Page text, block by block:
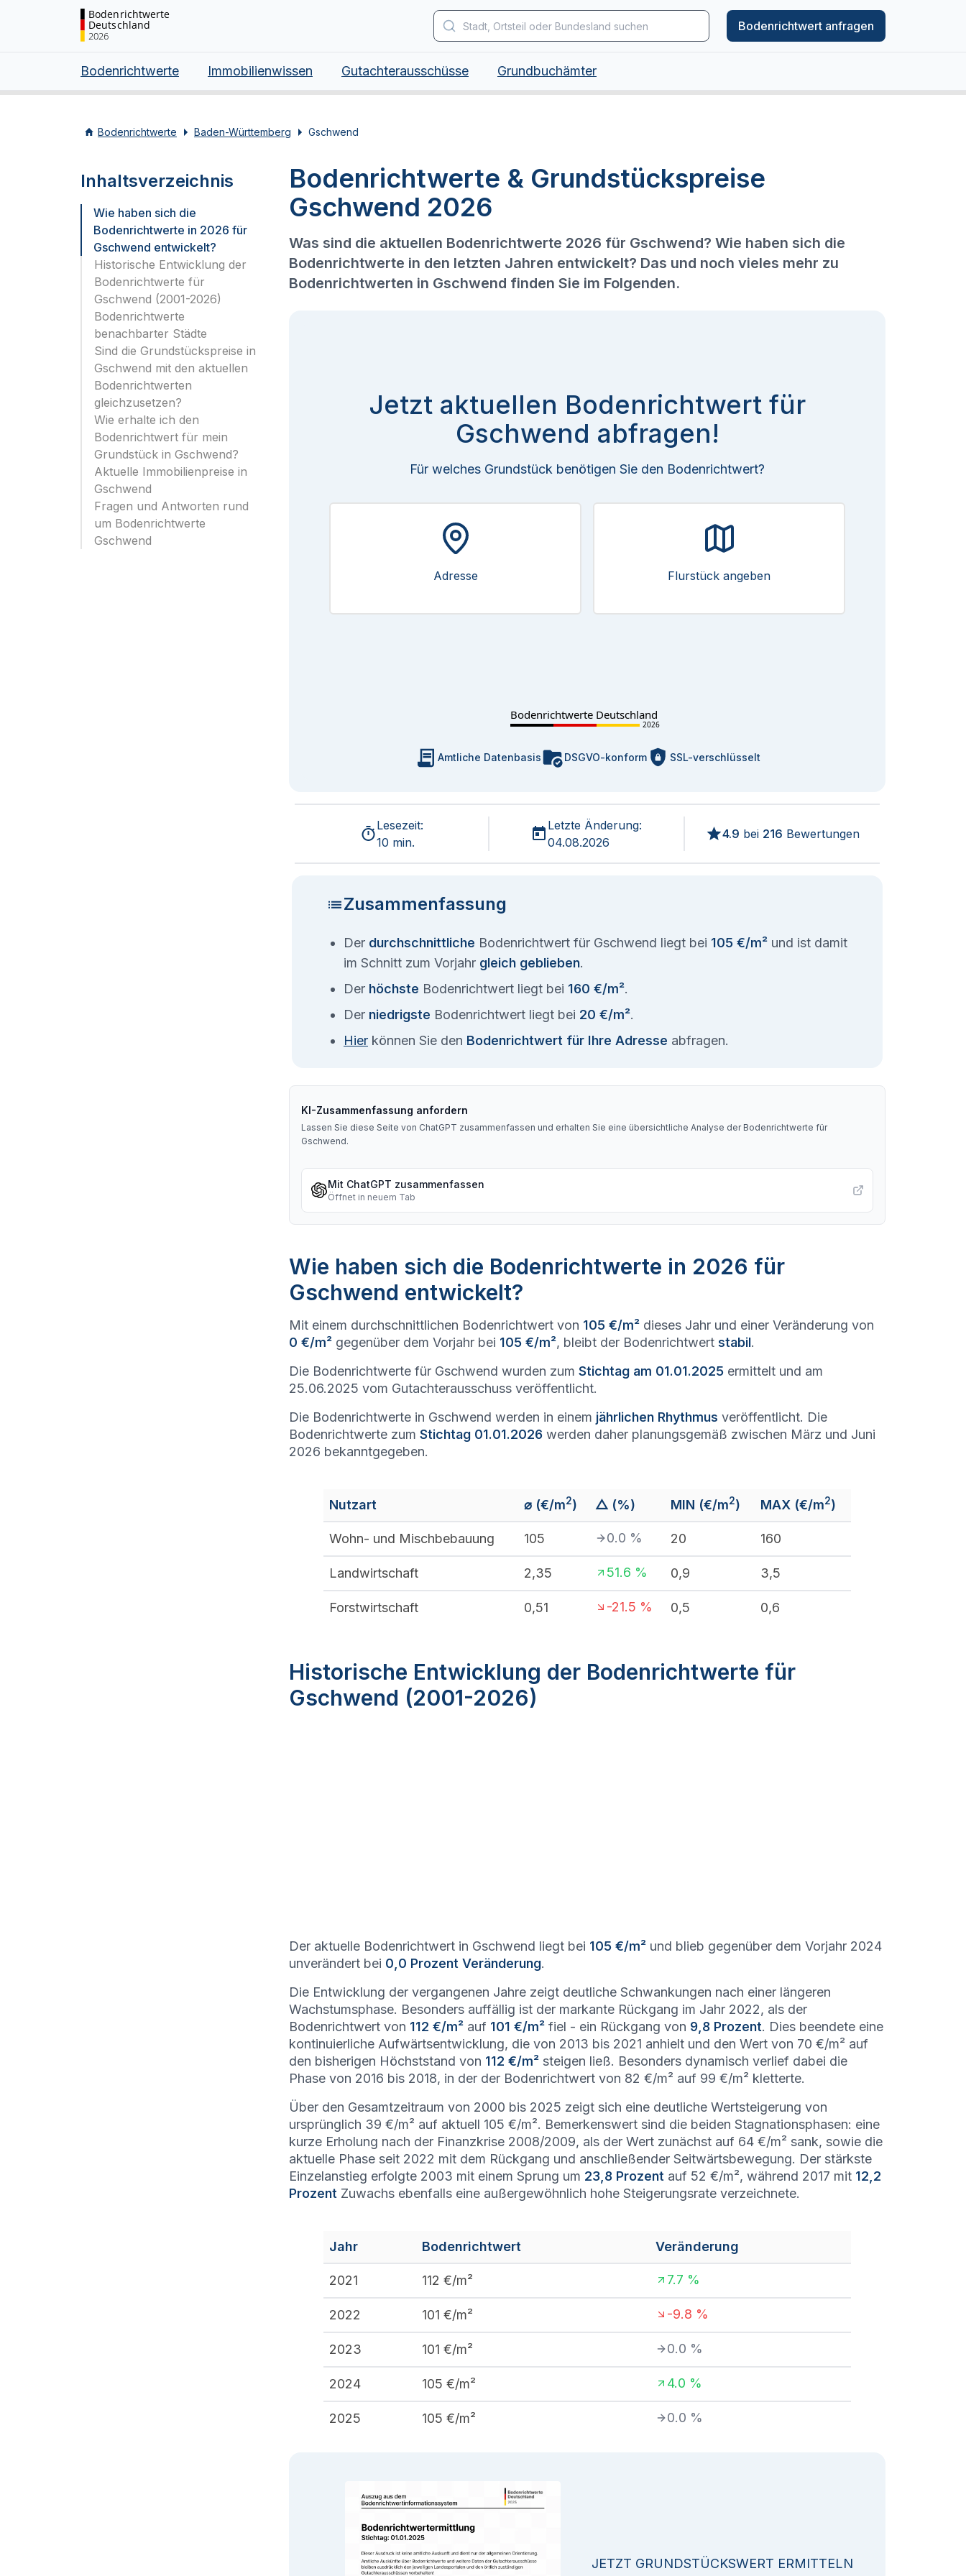
Bodenrichtwerte
Deutschland
2026
Bodenrichtwert anfragen
Bodenrichtwerte Immobilienwissen Gutachterausschüsse Grundbuchämter
Bodenrichtwerte Baden-Württemberg Gschwend
Inhaltsverzeichnis
Wie haben sich die
Bodenrichtwerte in 2026 für
Gschwend entwickelt?
Historische Entwicklung der
Bodenrichtwerte für
Gschwend (2001-2026)
Bodenrichtwerte
benachbarter Städte
Sind die Grundstückspreise in
Gschwend mit den aktuellen
Bodenrichtwerten
gleichzusetzen?
Wie erhalte ich den
Bodenrichtwert für mein
Grundstück in Gschwend?
Aktuelle Immobilienpreise in
Gschwend
Fragen und Antworten rund
um Bodenrichtwerte
Gschwend
Bodenrichtwerte & Grundstückspreise
Gschwend 2026
Was sind die aktuellen Bodenrichtwerte 2026 für Gschwend? Wie haben sich die
Bodenrichtwerte in den letzten Jahren entwickelt? Das und noch vieles mehr zu
Bodenrichtwerten in Gschwend finden Sie im Folgenden.
Jetzt aktuellen Bodenrichtwert für
Gschwend abfragen!
Für welches Grundstück benötigen Sie den Bodenrichtwert?
Adresse Flurstück angeben
Bodenrichtwerte Deutschland
2026
Amtliche Datenbasis DSGVO-konform SSL-verschlüsselt
Lesezeit:
10 min.
Letzte Änderung:
04.08.2026
4.9 bei 216 Bewertungen
Zusammenfassung
Der durchschnittliche Bodenrichtwert für Gschwend liegt bei 105 €/m² und ist damit
im Schnitt zum Vorjahr gleich geblieben.
Der höchste Bodenrichtwert liegt bei 160 €/m².
Der niedrigste Bodenrichtwert liegt bei 20 €/m².
Hier können Sie den Bodenrichtwert für Ihre Adresse abfragen.
KI-Zusammenfassung anfordern
Lassen Sie diese Seite von ChatGPT zusammenfassen und erhalten Sie eine übersichtliche Analyse der Bodenrichtwerte für
Gschwend.
Mit ChatGPT zusammenfassen
Öffnet in neuem Tab
Wie haben sich die Bodenrichtwerte in 2026 für
Gschwend entwickelt?
Mit einem durchschnittlichen Bodenrichtwert von 105 €/m² dieses Jahr und einer Veränderung von
0 €/m² gegenüber dem Vorjahr bei 105 €/m², bleibt der Bodenrichtwert stabil.
Die Bodenrichtwerte für Gschwend wurden zum Stichtag am 01.01.2025 ermittelt und am
25.06.2025 vom Gutachterausschuss veröffentlicht.
Die Bodenrichtwerte in Gschwend werden in einem jährlichen Rhythmus veröffentlicht. Die
Bodenrichtwerte zum Stichtag 01.01.2026 werden daher planungsgemäß zwischen März und Juni
2026 bekanntgegeben.
Nutzart ⌀ (€/m2) △ (%) MIN (€/m2) MAX (€/m2)
Wohn- und Mischbebauung 105 0.0 % 20 160
Landwirtschaft 2,35 51.6 % 0,9 3,5
Forstwirtschaft 0,51 -21.5 % 0,5 0,6
Historische Entwicklung der Bodenrichtwerte für
Gschwend (2001-2026)
Der aktuelle Bodenrichtwert in Gschwend liegt bei 105 €/m² und blieb gegenüber dem Vorjahr 2024
unverändert bei 0,0 Prozent Veränderung.
Die Entwicklung der vergangenen Jahre zeigt deutliche Schwankungen nach einer längeren
Wachstumsphase. Besonders auffällig ist der markante Rückgang im Jahr 2022, als der
Bodenrichtwert von 112 €/m² auf 101 €/m² fiel - ein Rückgang von 9,8 Prozent. Dies beendete eine
kontinuierliche Aufwärtsentwicklung, die von 2013 bis 2021 anhielt und den Wert von 70 €/m² auf
den bisherigen Höchststand von 112 €/m² steigen ließ. Besonders dynamisch verlief dabei die
Phase von 2016 bis 2018, in der der Bodenrichtwert von 82 €/m² auf 99 €/m² kletterte.
Über den Gesamtzeitraum von 2000 bis 2025 zeigt sich eine deutliche Wertsteigerung von
ursprünglich 39 €/m² auf aktuell 105 €/m². Bemerkenswert sind die beiden Stagnationsphasen: eine
kurze Erholung nach der Finanzkrise 2008/2009, als der Wert zunächst auf 64 €/m² sank, sowie die
aktuelle Phase seit 2022 mit dem Rückgang und anschließender Seitwärtsbewegung. Der stärkste
Einzelanstieg erfolgte 2003 mit einem Sprung um 23,8 Prozent auf 52 €/m², während 2017 mit 12,2
Prozent Zuwachs ebenfalls eine außergewöhnlich hohe Steigerungsrate verzeichnete.
Jahr Bodenrichtwert Veränderung
2021 112 €/m² 7.7 %
2022 101 €/m² -9.8 %
2023 101 €/m² 0.0 %
2024 105 €/m² 4.0 %
2025 105 €/m² 0.0 %
JETZT GRUNDSTÜCKSWERT ERMITTELN